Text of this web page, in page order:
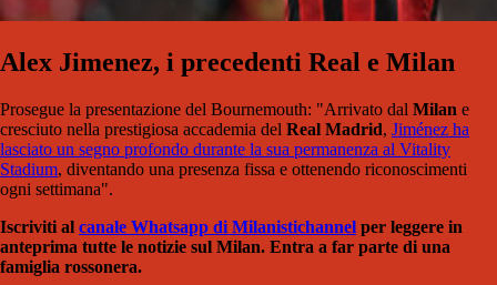
Alex Jimenez, i precedenti Real e Milan
Prosegue la presentazione del Bournemouth: "Arrivato dal Milan e
cresciuto nella prestigiosa accademia del Real Madrid, Jiménez ha
lasciato un segno profondo durante la sua permanenza al Vitality
Stadium, diventando una presenza fissa e ottenendo riconoscimenti
ogni settimana".
Iscriviti al canale Whatsapp di Milanistichannel per leggere in
anteprima tutte le notizie sul Milan. Entra a far parte di una
famiglia rossonera.